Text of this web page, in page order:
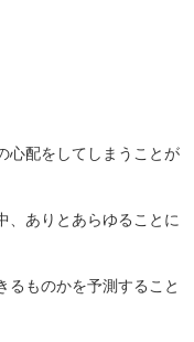
心配をしてしまうことが
、ありとあらゆることに
るものかを予測すること